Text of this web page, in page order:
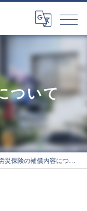
ついて
災保険の補償内容について